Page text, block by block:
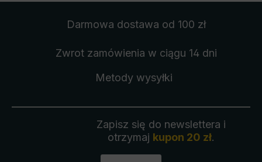
Darmowa dostawa od 100 zł
Zwrot zamówienia w ciągu 14 dni
Metody wysyłki
Zapisz się do newslettera i
otrzymaj kupon 20 zł.